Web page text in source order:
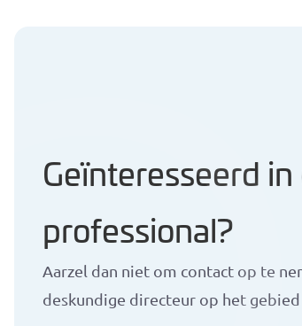
Geïnteresseerd
professional?
Aarzel dan niet om contact op te
deskundige directeur op het